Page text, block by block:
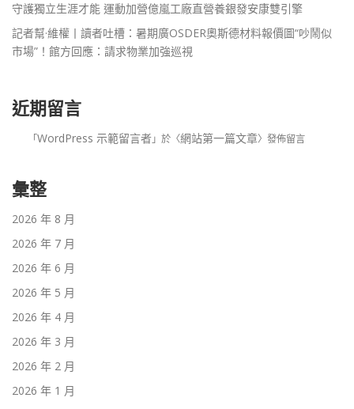
守護獨立生涯才能 運動加營億嵐工廠直營養銀發安康雙引擎
記者幫·維權丨讀者吐槽：暑期廣OSDER奧斯德材料報價圖“吵鬧似
市場”！館方回應：請求物業加強巡視
近期留言
「WordPress 示範留言者」於〈網站第一篇文章〉發佈留言
彙整
2026 年 8 月
2026 年 7 月
2026 年 6 月
2026 年 5 月
2026 年 4 月
2026 年 3 月
2026 年 2 月
2026 年 1 月